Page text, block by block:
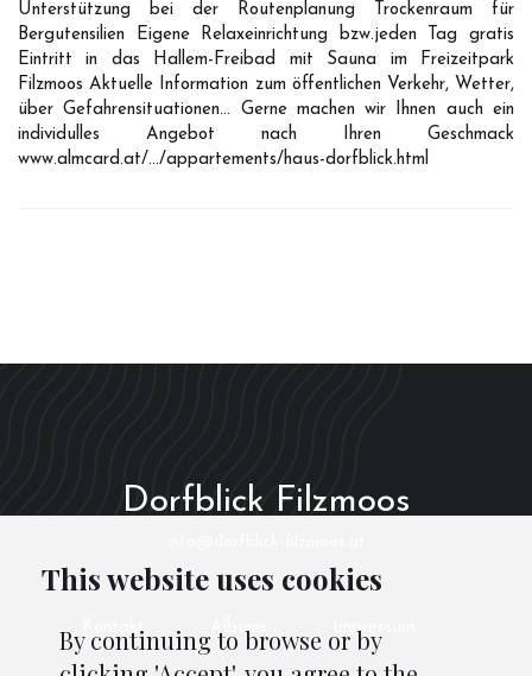
This website uses cookies
By continuing to browse or by
Unterstützung bei der Routenplanung Trockenraum für
Bergutensilien Eigene Relaxeinrichtung bzw.jeden Tag gratis
Eintritt in das Hallem-Freibad mit Sauna im Freizeitpark
Filzmoos Aktuelle Information zum öffentlichen Verkehr, Wetter,
über Gefahrensituationen... Gerne machen wir Ihnen auch ein
individulles Angebot nach Ihren Geschmack
www.almcard.at/.../appartements/haus-dorfblick.html
Dorfblick Filzmoos
Kontakt Albums Impressum